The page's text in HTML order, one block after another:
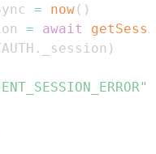
= now( )
= await
. _session )